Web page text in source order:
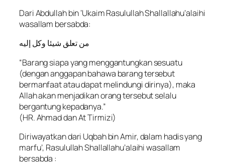
Dari Abdullah bin ‘Ukaim Rasulullah Shallallahu’alaihi
wasallam bersabda:
من تعلق شيئا وكل إليه
“Barang siapa yang menggantungkan sesuatu
(dengan anggapan bahawa barang tersebut
bermanfaat atau dapat melindungi dirinya), maka
Allah akan menjadikan orang tersebut selalu
bergantung kepadanya.”
(HR. Ahmad dan At Tirmizi)
Diriwayatkan dari Uqbah bin Amir, dalam hadis yang
marfu’, Rasulullah Shallallahu’alaihi wasallam
bersabda :